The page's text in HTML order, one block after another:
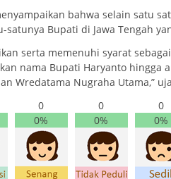
bahwa selain satu
Bupati di Jawa Tengah
serta memenuhi syarat
nama Bupati Haryanto hingga
Wredatama Nugraha Utama,”
0
0%
0
0%
0
0%